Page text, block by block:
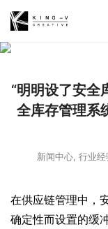
“明明设了安全
全库存管理
新闻中心, 行业经
在供应链管理中，
确定性而设置的缓